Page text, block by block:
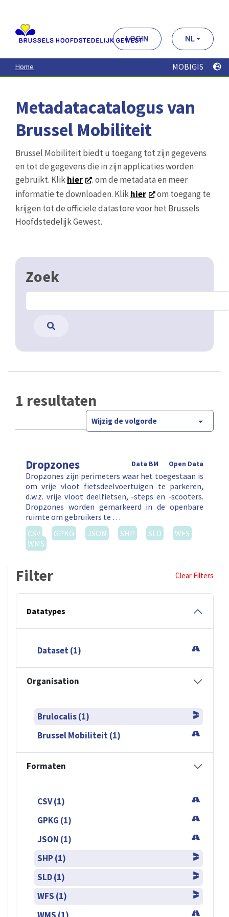
contenu
principal
LOGIN NL
Home MOBIGIS
Metadatacatalogus van
Brussel Mobiliteit
Brussel Mobiliteit biedt u toegang tot zijn gegevens
en tot de gegevens die in zijn applicaties worden
gebruikt. Klikhier
. om de metadata en meer
informatie te downloaden. Klikhier
om toegang te
krijgen tot de officiële datastore voor het Brussels
Hoofdstedelijk Gewest.
Zoek
1 resultaten
Wijzig de volgorde
Dropzones Open Data
Data BM
Dropzones zijn perimeters waar het toegestaan is
om vrije vloot fietsdeelvoertuigen te parkeren,
d.w.z. vrije vloot deelfietsen, -steps en -scooters.
Dropzones worden gemarkeerd in de openbare
ruimte om gebruikers te …
CSV
GPKG JSON SHP SLD
WFS
WMS
Filter Clear Filters
Datatypes
Dataset (1)
Organisation
Brulocalis (1)
Brussel Mobiliteit (1)
Formaten
CSV (1)
GPKG (1)
JSON (1)
SHP (1)
SLD (1)
WFS (1)